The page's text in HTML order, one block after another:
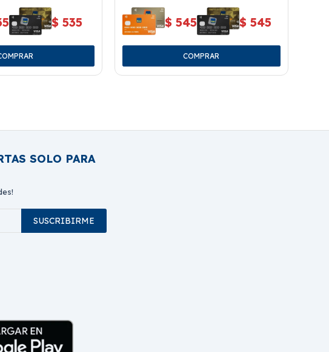
$ 535 $ 545 $ 545
SOLO PARA
SUSCRIBIRME